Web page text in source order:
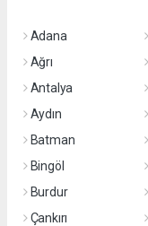
Adana
Ağrı
Antalya
Aydın
Batman
Bingöl
Burdur
Çankırı